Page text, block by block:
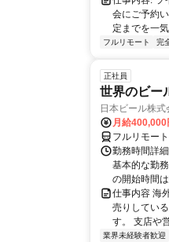
会にご予約
定までを一
フルリモート 完
正社員
世界のビー
日本ビール株式
月給400,000
フルリモート
勤務時間詳
基本的な勤
の開始時間
仕事内容 海
売りしてい
す。 支店や
業界未経験者歓迎